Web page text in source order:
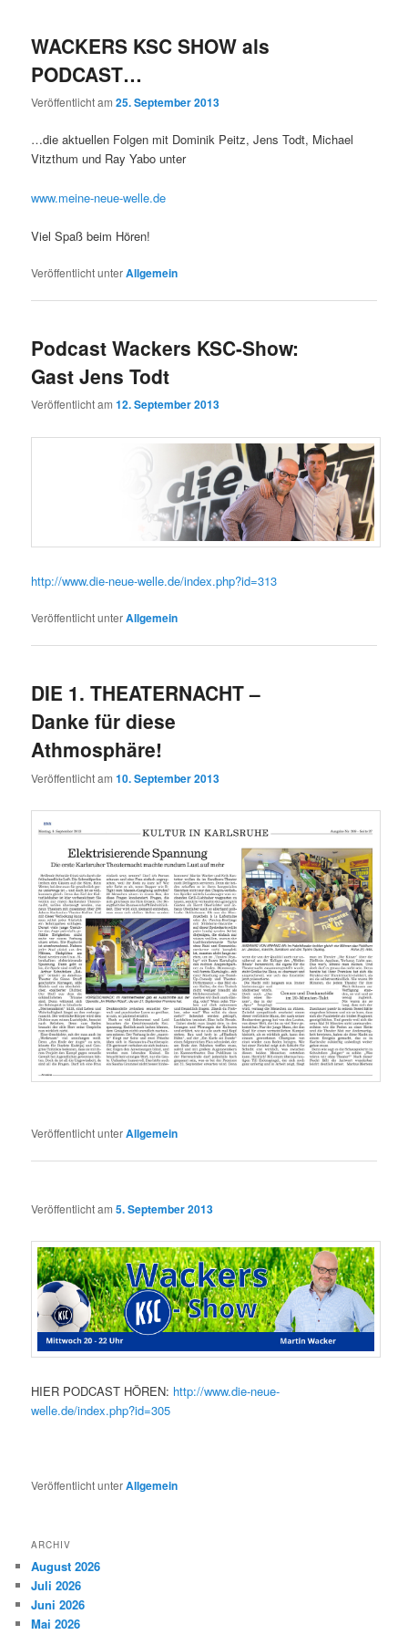
WACKERS KSC SHOW als
PODCAST…
Veröffentlicht am25. September 2013
…die aktuellen Folgen mit Dominik Peitz, Jens Todt, Michael
Vitzthum und Ray Yabo unter
www.meine-neue-welle.de
Viel Spaß beim Hören!
Veröffentlicht unterAllgemein
Podcast Wackers KSC-Show:
Gast Jens Todt
Veröffentlicht am12. September 2013
http://www.die-neue-welle.de/index.php?id=313
Veröffentlicht unterAllgemein
DIE 1. THEATERNACHT –
Danke für diese
Athmosphäre!
Veröffentlicht am10. September 2013
Veröffentlicht unterAllgemein
Veröffentlicht am5. September 2013
HIER PODCAST HÖREN: http://www.die-neue-
welle.de/index.php?id=305
Veröffentlicht unterAllgemein
ARCHIV
August 2026
Juli 2026
Juni 2026
Mai 2026